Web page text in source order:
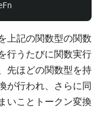
上記の関数型の関数
行うたびに関数実行
先ほどの関数型を持
が行われ、さらに同
いことトークン変換